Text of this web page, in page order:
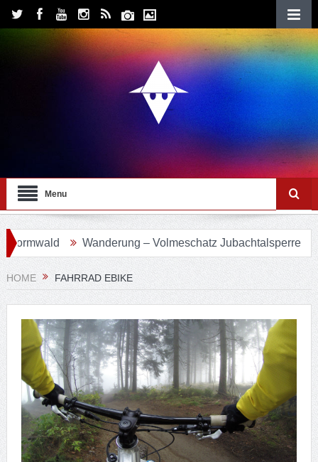
Menu
Wanderung – Volmeschatz Jubachtalsperre
HOME FAHRRAD EBIKE